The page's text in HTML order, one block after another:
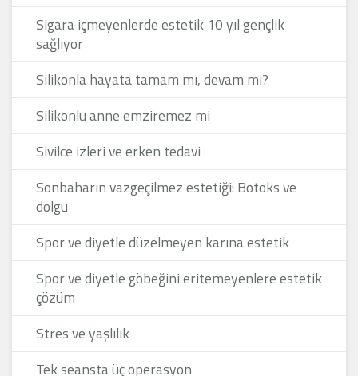
Sigara içmeyenlerde estetik 10 yıl gençlik
sağlıyor
Silikonla hayata tamam mı, devam mı?
Silikonlu anne emziremez mi
Sivilce izleri ve erken tedavi
Sonbaharın vazgeçilmez estetiği: Botoks ve
dolgu
Spor ve diyetle düzelmeyen karına estetik
Spor ve diyetle göbeğini eritemeyenlere estetik
çözüm
Stres ve yaşlılık
Tek seansta üç operasyon